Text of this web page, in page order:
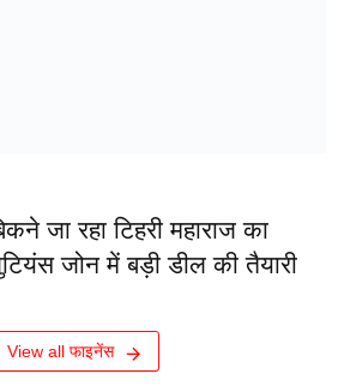
जा रहा टिहरी महाराज का
जोन में बड़ी डील की तैयारी
View all फाइनेंस